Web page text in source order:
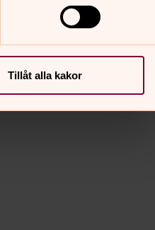
Tillåt alla kakor